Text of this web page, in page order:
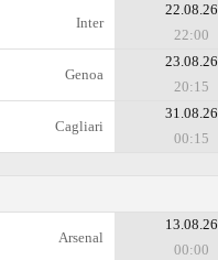
Inter
22.08.26
22:00
Genoa
23.08.26
20:15
Cagliari
31.08.26
00:15
Arsenal
13.08.26
00:00